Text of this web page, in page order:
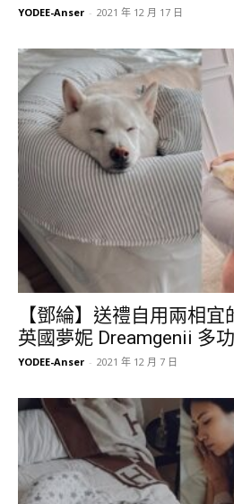
YODEE-Anser - 2021 年 12 月 17 日
【鄧綸】送禮自用兩相
英國夢妮 Dreamgenii 多
YODEE-Anser - 2021 年 12 月 7 日